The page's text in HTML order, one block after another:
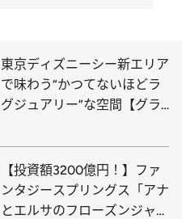
東京ディズニーシー新エリア
で味わう“かつてないほどラ
グジュアリー”な空間【グラ
円！】
【投資額3200億円！】ファ
ンタジースプリングス「アナ
とエルサのフローズンジャー